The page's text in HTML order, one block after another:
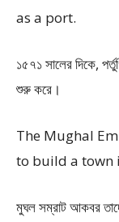
as a port.
১৫৭১ সালের দিকে,
শুরু করে।
The Mughal
to build a town
মুঘল সম্রাট আকবর